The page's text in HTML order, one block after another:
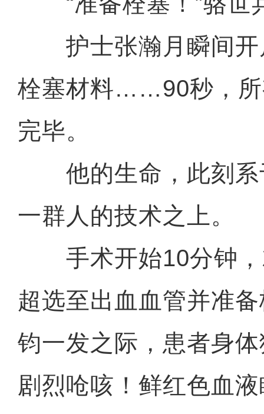
护士张瀚月瞬间开
栓塞材料……90秒，所
完毕。
他的生命，此刻系
一群人的技术之上。
手术开始10分钟，
超选至出血血管并准
钧一发之际，患者身
剧烈呛咳！鲜红色血